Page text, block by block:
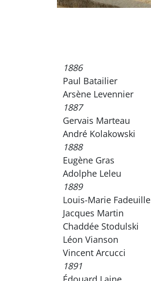
1886
Paul Batailier
Arsène Levennier
1887
Gervais Marteau
André Kolakowski
1888
Eugène Gras
Adolphe Leleu
1889
Louis-Marie Fadeuille
Jacques Martin
Chaddée Stodulski
Léon Vianson
Vincent Arcucci
1891